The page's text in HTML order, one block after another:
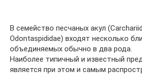
В семейство песчаных акул
Odontaspididae) входят несколько
объединяемых обычно в два рода.
Наиболее типичный и известный
является при этом и самым